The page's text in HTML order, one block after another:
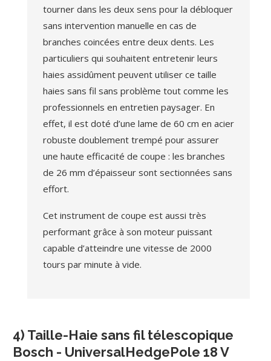
tourner dans les deux sens pour la débloquer
sans intervention manuelle en cas de
branches coincées entre deux dents. Les
particuliers qui souhaitent entretenir leurs
haies assidûment peuvent utiliser ce taille
haies sans fil sans problème tout comme les
professionnels en entretien paysager. En
effet, il est doté d’une lame de 60 cm en acier
robuste doublement trempé pour assurer
une haute efficacité de coupe : les branches
de 26 mm d’épaisseur sont sectionnées sans
effort.
Cet instrument de coupe est aussi très
performant grâce à son moteur puissant
capable d’atteindre une vitesse de 2000
tours par minute à vide.
4) Taille-Haie sans fil télescopique
Bosch - UniversalHedgePole 18 V